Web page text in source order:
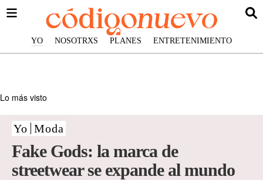
YO NOSOTRXS PLANES ENTRETENIMIENTO
Lo más visto
Yo Moda
Fake Gods: la marca de
streetwear se expande al mundo